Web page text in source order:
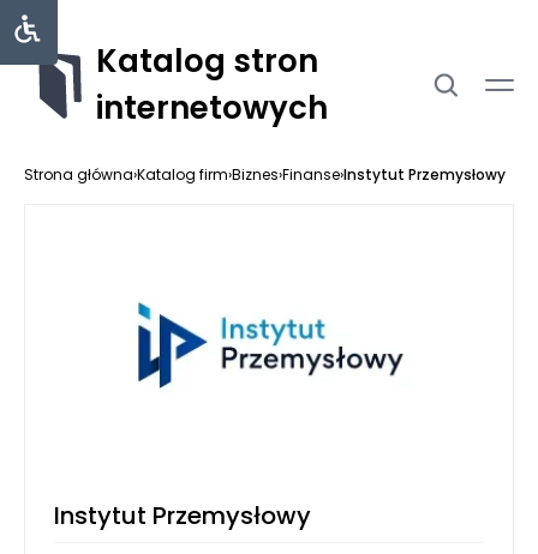
Katalog stron
internetowych
Strona główna›Katalog firm›Biznes›Finanse›Instytut Przemysłowy
Instytut Przemysłowy